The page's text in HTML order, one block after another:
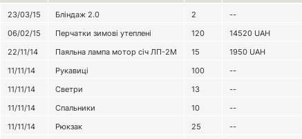
23/03/15 Бліндаж 2.0 2 --
06/02/15
Перчатки зимові утеплені 120 14520 UAH
22/11/14
Паяльна лампа мотор січ ЛП-2М 15 1950 UAH
11/11/14
Рукавиці 100 --
11/11/14
Светри 13 --
11/11/14
Спальники 10 --
11/11/14
Рюкзак 25 --